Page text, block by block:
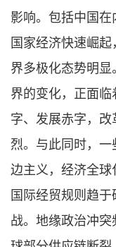
影响。包括中国
国家经济快速崛
界多极化态势明
界的变化，正面
字、发展赤字，
烈。与此同时，
边主义，经济全球
国际经贸规则趋
战。地缘政治冲